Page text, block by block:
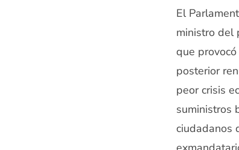
El
ministro del
que
posterior
peor crisis
suministros
ciudadanos